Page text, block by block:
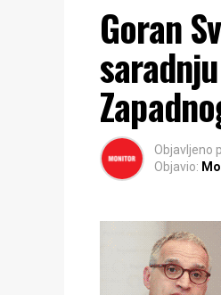
Goran
Objavljeno
Objavio: